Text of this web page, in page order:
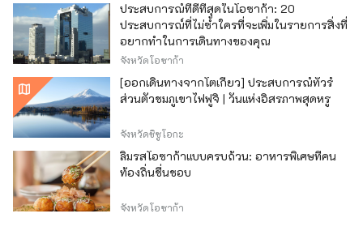
ประสบการณ์ที่ดีที่สุดในโอซาก้า: 20
ประสบการณ์ที่ไม่ซ้ำใครที่จะเพิ่มในรายการสิ่งที่
อยากทำในการเดินทางของคุณ
จังหวัดโอซาก้า
[ออกเดินทางจากโตเกียว] ประสบการณ์ทัวร์
ส่วนตัวชมภูเขาไฟฟูจิ | วันแห่งอิสรภาพสุดหรู
จังหวัดชิซูโอกะ
ลิ้มรสโอซาก้าแบบครบถ้วน: อาหารพิเศษที่คน
ท้องถิ่นชื่นชอบ
จังหวัดโอซาก้า